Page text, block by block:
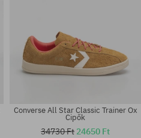
Converse All Star Classic Trainer Ox
Cipők
34730 Ft 24650 Ft